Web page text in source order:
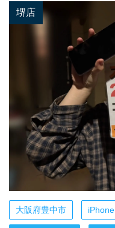
堺店
大阪府豊中市 iPhone